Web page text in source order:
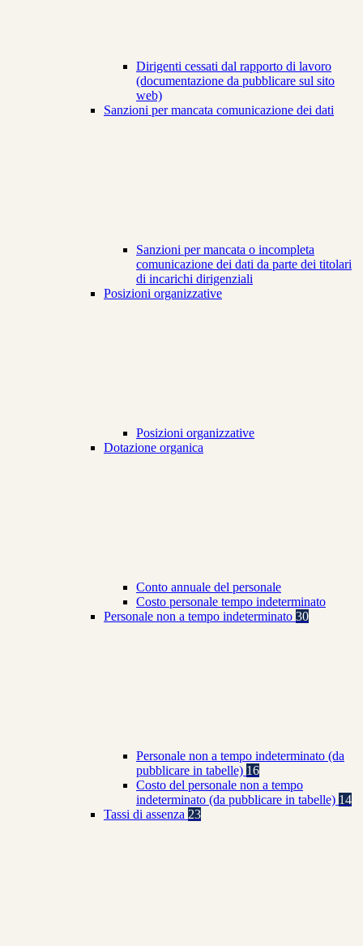
Dirigenti cessati dal rapporto di lavoro
(documentazione da pubblicare sul sito
web)
Sanzioni per mancata comunicazione dei dati
Sanzioni per mancata o incompleta
comunicazione dei dati da parte dei titolari
di incarichi dirigenziali
Posizioni organizzative
Posizioni organizzative
Dotazione organica
Conto annuale del personale
Costo personale tempo indeterminato
Personale non a tempo indeterminato 30
Personale non a tempo indeterminato (da
pubblicare in tabelle) 16
Costo del personale non a tempo
indeterminato (da pubblicare in tabelle) 14
Tassi di assenza 23